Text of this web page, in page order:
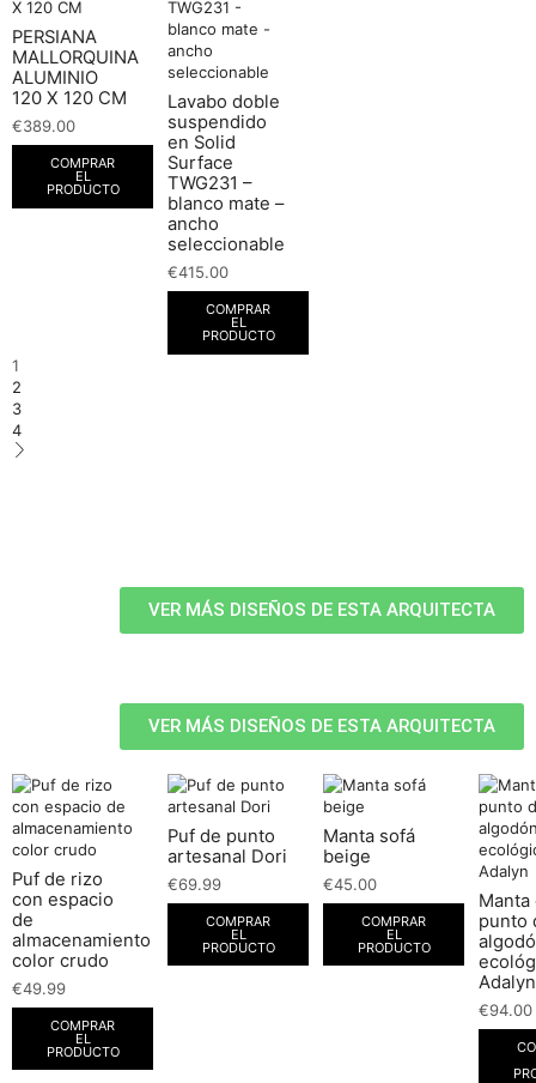
PERSIANA
MALLORQUINA
ALUMINIO
120 X 120 CM
€389.00
COMPRAR
EL
PRODUCTO
Lavabo doble
suspendido
en Solid
Surface
TWG231 –
blanco mate –
ancho
seleccionable
€415.00
COMPRAR
EL
PRODUCTO
1
2
3
4
VER MÁS DISEÑOS DE ESTA ARQUITECTA
VER MÁS DISEÑOS DE ESTA ARQUITECTA
Puf de rizo
con espacio
de
almacenamiento
color crudo
€49.99
COMPRAR
EL
PRODUCTO
Puf de punto
artesanal Dori
€69.99
COMPRAR
EL
PRODUCTO
Manta sofá
beige
€45.00
COMPRAR
EL
PRODUCTO
Manta
punto
Adalyn
€94.00